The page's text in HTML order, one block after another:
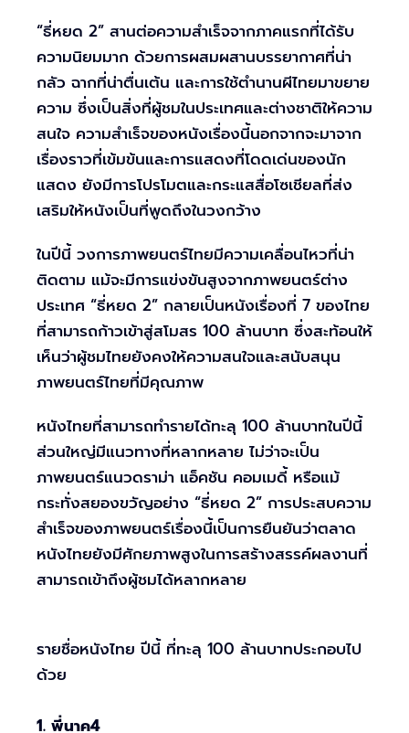
“ธี่หยด 2” สานต่อความสำเร็จจากภาคแรกที่ได้รับ
ความนิยมมาก ด้วยการผสมผสานบรรยากาศที่น่า
กลัว ฉากที่น่าตื่นเต้น และการใช้ตำนานผีไทยมาขยาย
ความ ซึ่งเป็นสิ่งที่ผู้ชมในประเทศและต่างชาติให้ความ
สนใจ ความสำเร็จของหนังเรื่องนี้นอกจากจะมาจาก
เรื่องราวที่เข้มข้นและการแสดงที่โดดเด่นของนัก
แสดง ยังมีการโปรโมตและกระแสสื่อโซเชียลที่ส่ง
เสริมให้หนังเป็นที่พูดถึงในวงกว้าง
ในปีนี้ วงการภาพยนตร์ไทยมีความเคลื่อนไหวที่น่า
ติดตาม แม้จะมีการแข่งขันสูงจากภาพยนตร์ต่าง
ประเทศ “ธี่หยด 2” กลายเป็นหนังเรื่องที่ 7 ของไทย
ที่สามารถก้าวเข้าสู่สโมสร 100 ล้านบาท ซึ่งสะท้อนให้
เห็นว่าผู้ชมไทยยังคงให้ความสนใจและสนับสนุน
ภาพยนตร์ไทยที่มีคุณภาพ
หนังไทยที่สามารถทำรายได้ทะลุ 100 ล้านบาทในปีนี้
ส่วนใหญ่มีแนวทางที่หลากหลาย ไม่ว่าจะเป็น
ภาพยนตร์แนวดราม่า แอ็คชัน คอมเมดี้ หรือแม้
กระทั่งสยองขวัญอย่าง “ธี่หยด 2” การประสบความ
สำเร็จของภาพยนตร์เรื่องนี้เป็นการยืนยันว่าตลาด
หนังไทยยังมีศักยภาพสูงในการสร้างสรรค์ผลงานที่
สามารถเข้าถึงผู้ชมได้หลากหลาย
รายชื่อหนังไทย ปีนี้ ที่ทะลุ 100 ล้านบาทประกอบไป
ด้วย
1. พี่นาค4